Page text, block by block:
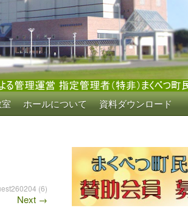
ホールについて 資料ダウンロード
(6)
Next →